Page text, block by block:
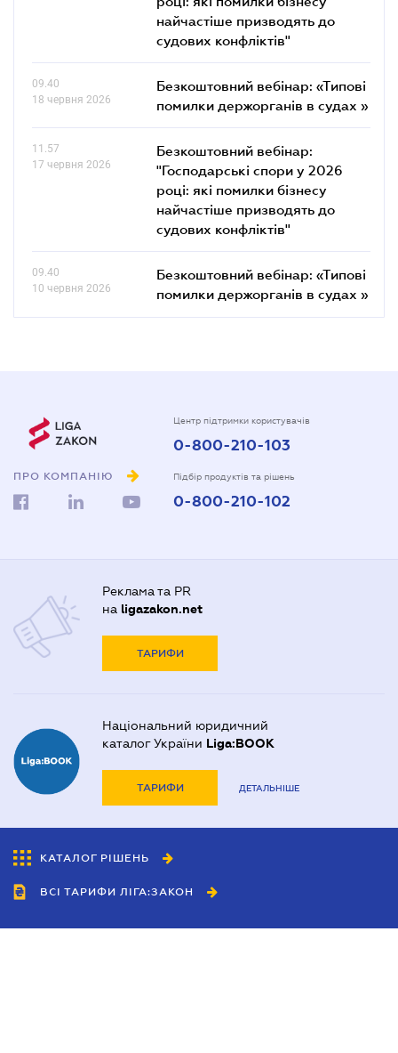
найчастіше призводять до
судових конфліктів"
09.40
18 червня 2026
Безкоштовний вебінар: «Типові
помилки держорганів в судах »
11.57
17 червня 2026
Безкоштовний вебінар:
"Господарські спори у 2026
році: які помилки бізнесу
найчастіше призводять до
судових конфліктів"
09.40
10 червня 2026
Безкоштовний вебінар: «Типові
помилки держорганів в судах »
ПРО КОМПАНІЮ
Центр підтримки користувачів
0-800-210-103
Підбір продуктів та рішень
0-800-210-102
Реклама та PR
на ligazakon.net
ТАРИФИ
Національний юридичний
каталог України Liga:BOOK
ТАРИФИ ДЕТАЛЬНІШЕ
КАТАЛОГ РІШЕНЬ
ВСІ ТАРИФИ ЛІГА:ЗАКОН